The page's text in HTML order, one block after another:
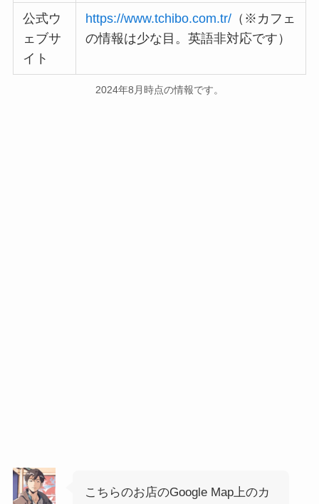
公式ウ
ェブサ
イト
https://www.tchibo.com.tr/ （※カフェ
の情報は少な目。英語非対応です）
2024年8月時点の情報です。
こちらのお店のGoogle Map上のカ